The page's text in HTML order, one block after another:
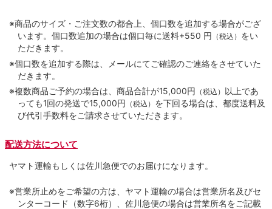
※商品のサイズ・ご注文数の都合上、個口数を追加する場合がござ
います。個口数追加の場合は個口毎に送料+550 円 （税込） をい
ただきます。
※個口数を追加する際は、メールにてご確認のご連絡をさせていた
だきます。
※複数商品ご予約の場合は、商品合計が15,000円 （税込） 以上であ
っても1回の発送で15,000円 （税込） を下回る場合は、都度送料及
び代引手数料をご請求させていただきます。
配送方法について
ヤマト運輸もしくは佐川急便でのお届けになります。
※営業所止めをご希望の方は、ヤマト運輸の場合は営業所名及びセ
ンターコード（数字6桁）、佐川急便の場合は営業所名をご記載